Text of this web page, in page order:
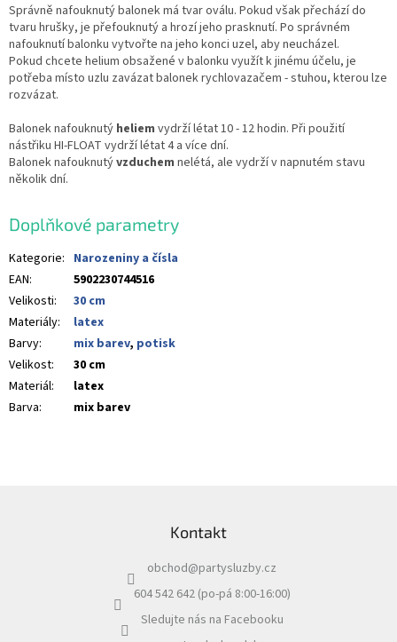
Správně nafouknutý balonek má tvar oválu. Pokud však přechází do
tvaru hrušky, je přefouknutý a hrozí jeho prasknutí. Po správném
nafouknutí balonku vytvořte na jeho konci uzel, aby neucházel.
Pokud chcete helium obsažené v balonku využít k jinému účelu, je
potřeba místo uzlu zavázat balonek rychlovazačem - stuhou, kterou lze
rozvázat.
Balonek nafouknutý heliem vydrží létat 10 - 12 hodin. Při použití
nástřiku HI-FLOAT vydrží létat 4 a více dní.
Balonek nafouknutývzduchem nelétá, ale vydrží v napnutém stavu
několik dní.
Doplňkové parametry
Kategorie: Narozeniny a čísla
EAN:
5902230744516
Velikosti:
30 cm
Materiály:
latex
Barvy: mix barev, potisk
Velikost:
30 cm
Materiál:
latex
Barva: mix barev
Kontakt
obchod@partysluzby.cz
604 542 642 (po-pá 8:00-16:00)
Sledujte nás na Facebooku